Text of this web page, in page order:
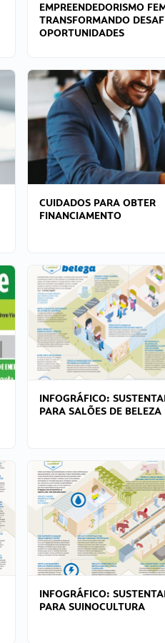
EMPREENDEDORISMO
TRANSFORMANDO
OPORTUNIDADES
CUIDADOS PARA OBTER
FINANCIAMENTO
INFOGRÁFICO:
PARA SALÕES DE BELEZA
INFOGRÁFICO:
PARA SUINOCULTURA